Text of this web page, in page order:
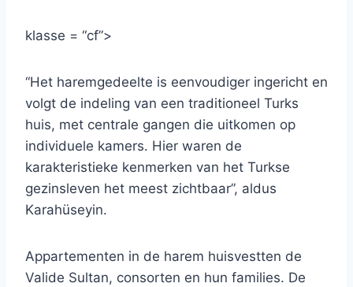
klasse = “cf”>
“Het haremgedeelte is eenvoudiger ingericht en
volgt de indeling van een traditioneel Turks
huis, met centrale gangen die uitkomen op
individuele kamers. Hier waren de
karakteristieke kenmerken van het Turkse
gezinsleven het meest zichtbaar”, aldus
Karahüseyin.
Appartementen in de harem huisvestten de
Valide Sultan, consorten en hun families. De